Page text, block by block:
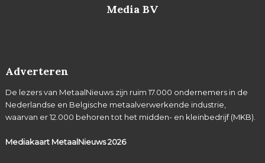
Media BV
Adverteren
De lezers van MetaalNieuws zijn ruim 17.000 ondernemers in de
Nederlandse en Belgische metaalverwerkende industrie,
waarvan er 12.000 behoren tot het midden- en kleinbedrijf (MKB).
Mediakaart MetaalNieuws2026